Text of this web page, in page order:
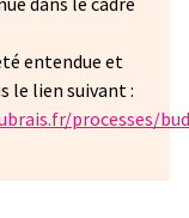
entendue et
le lien suivant :
processes/